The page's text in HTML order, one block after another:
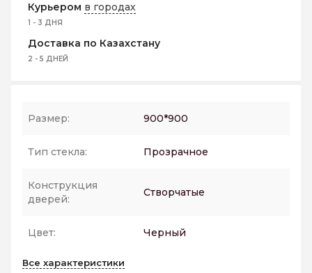
Курьером в городах
1 - 3 ДНЯ
Доставка по Казахстану
2 - 5 ДНЕЙ
Размер: 900*900
Тип стекла: Прозрачное
Конструкция
дверей:
Створчатые
Цвет: Черный
Все характеристики